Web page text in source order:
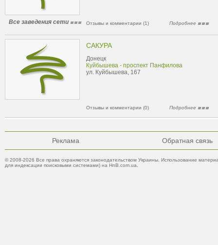
Все заведения сети Отзывы и комментарии (1) Подробнее
САКУРА
Донецк
Куйбышева - проспект Панфилова
ул. Куйбышева, 167
Отзывы и комментарии (0) Подробнее
Реклама Обратная связь
© 2008-2026 Все права охраняются законодательством Украины. Использование
для индексации поисковыми системами) на HnB.com.ua.